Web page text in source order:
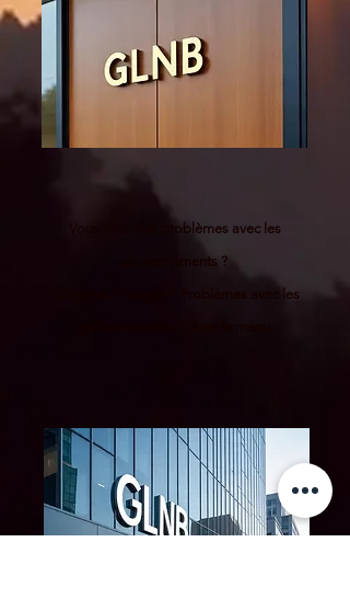
Vous avez des problèmes avec les
gouvernements ?
Cliquer sur l'onglet * Problèmes avec les